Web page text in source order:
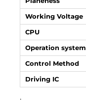
Working Voltage
CPU
Operation system
Control Method
Driving IC
.